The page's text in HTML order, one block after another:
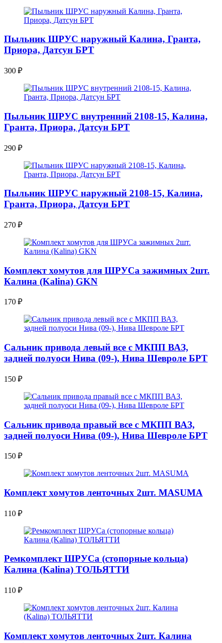
Пыльник ШРУС наружный Калина, Гранта,
Приора, Датсун БРТ
300 ₽
Пыльник ШРУС внутренний 2108-15, Калина,
Гранта, Приора, Датсун БРТ
290 ₽
Пыльник ШРУС наружный 2108-15, Калина,
Гранта, Приора, Датсун БРТ
270 ₽
Комплект хомутов для ШРУСа зажимных 2шт.
Калина (Kalina) GKN
170 ₽
Сальник привода левый все с МКПП ВАЗ,
задней полуоси Нива (09-), Нива Шевроле БРТ
150 ₽
Сальник привода правый все с МКПП ВАЗ,
задней полуоси Нива (09-), Нива Шевроле БРТ
150 ₽
Комплект хомутов ленточных 2шт. MASUMA
110 ₽
Ремкомплект ШРУСа (стопорные кольца)
Калина (Kalina) ТОЛЬЯТТИ
110 ₽
Комплект хомутов ленточных 2шт. Калина